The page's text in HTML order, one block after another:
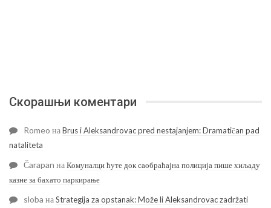
Скорашњи коментари
Romeo наBrus i Aleksandrovac pred nestajanjem: Dramatičan pad
nataliteta
Čarapan наКомуналци ћуте док саобраћајна полиција пише хиљаду
казне за бахато паркирање
sloba наStrategija za opstanak: Može li Aleksandrovac zadržati